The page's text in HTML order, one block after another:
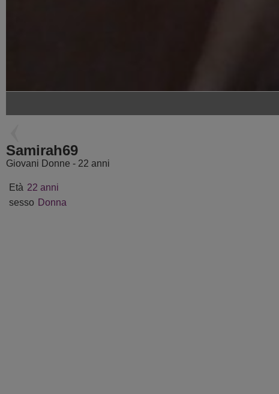
Samirah69
Giovani Donne - 22 anni
Età 22 anni
sesso Donna